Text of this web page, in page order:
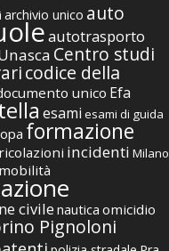
archivio unico auto
autotrasporto
Centro studi
codice della
unico Efa
esami esami di guida
formazione
incidenti Milano
mobilità
civile nautica omicidio
Pignoloni